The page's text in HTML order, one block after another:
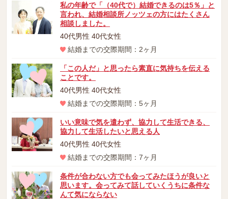
私の年齢で「（40代で）結婚できるのは5％」と
言われ、結婚相談所ノッツェの方にはたくさん
相談しました。
40代男性 40代女性
結婚までの交際期間：2ヶ月
「この人だ」と思ったら素直に気持ちを伝える
ことです。
40代男性 40代女性
結婚までの交際期間：5ヶ月
いい意味で気を遣わず、協力して生活できる、
協力して生活したいと思える人
40代男性 40代女性
結婚までの交際期間：7ヶ月
条件が合わない方でも会ってみたほうが良いと
思います。会ってみて話していくうちに条件な
んて気にならない